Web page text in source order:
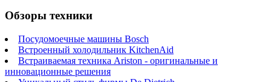
Обзоры техники
Посудомоечные машины Bosch
Встроенный холодильник KitchenAid
Встраиваемая техника Ariston - оригинальные и
инновационные решения